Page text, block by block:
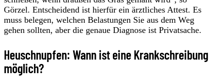
Görzel. Entscheidend ist hierfür ein ärztliches Attest. Es
muss belegen, welchen Belastungen Sie aus dem Weg
gehen sollten, aber die genaue Diagnose ist Privatsache.
Heuschnupfen: Wann ist eine Krankschreibung
möglich?